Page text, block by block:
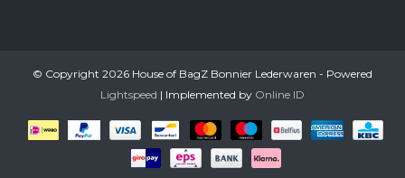
© Copyright 2026 House of BagZ Bonnier Lederwaren - Powered
Lightspeed | Implemented by Online ID